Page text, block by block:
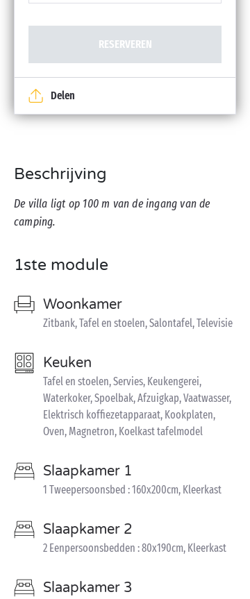
RESERVEREN
Delen
Beschrijving
De villa ligt op 100 m van de ingang van de
camping.
1ste module
Woonkamer
Zitbank, Tafel en stoelen, Salontafel, Televisie
Keuken
Tafel en stoelen, Servies, Keukengerei,
Waterkoker, Spoelbak, Afzuigkap, Vaatwasser,
Elektrisch koffiezetapparaat, Kookplaten,
Oven, Magnetron, Koelkast tafelmodel
Slaapkamer 1
1 Tweepersoonsbed : 160x200cm, Kleerkast
Slaapkamer 2
2 Eenpersoonsbedden : 80x190cm, Kleerkast
Slaapkamer 3